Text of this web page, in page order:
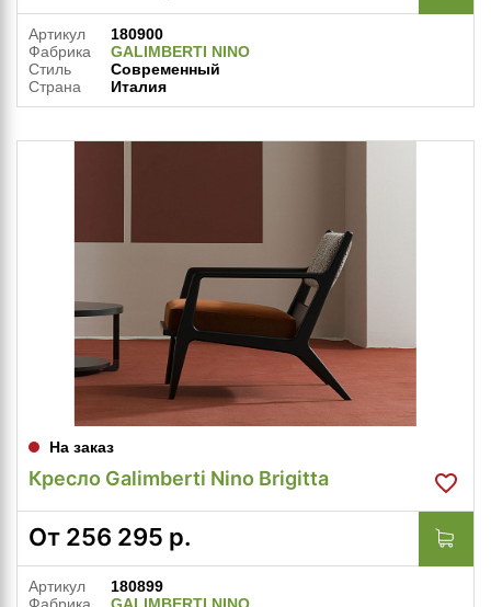
Артикул
180900
Фабрика
GALIMBERTI NINO
Стиль
Современный
Страна
Италия
На заказ
Кресло Galimberti Nino Brigitta
От 256 295 р.
Артикул
180899